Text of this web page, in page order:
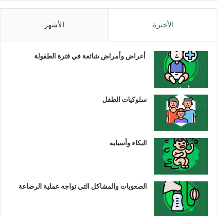
الأخيرة الأشهر
أعراض وأمراض شائعة في فترة الطفولة
سلوكيات الطفل
البكاء وأسبابه
الصعوبات والمشاكل التي تواجه عملية الرضاعة